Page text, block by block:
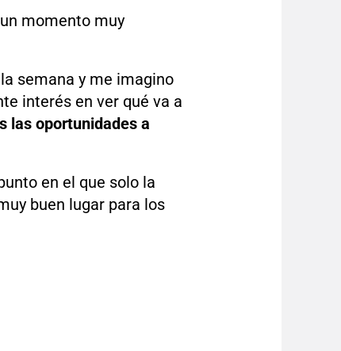
momento muy
semana y me imagino
interés en ver qué va a
las oportunidades a
en el que solo la
buen lugar para los